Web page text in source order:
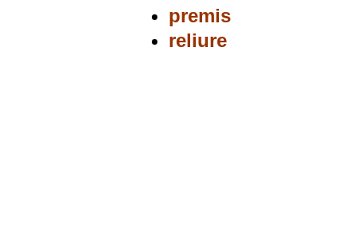
premis
reliure